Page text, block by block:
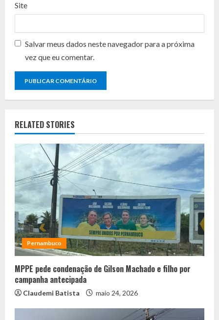
Site
Salvar meus dados neste navegador para a próxima
vez que eu comentar.
RELATED STORIES
Pernambuco
MPPE pede condenação de Gilson Machado e filho por
campanha antecipada
Claudemi Batista maio 24, 2026